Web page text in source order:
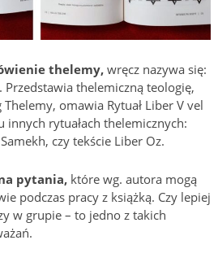
thelemy,wręcz nazywa się:
Przedstawia thelemiczną teologię,
Thelemy, omawia Rytuał Liber V vel
innych rytuałach thelemicznych:
czy tekście Liber Oz.
pytania,które wg. autora mogą
podczas pracy z książką. Czy lepiej
w grupie – to jedno z takich